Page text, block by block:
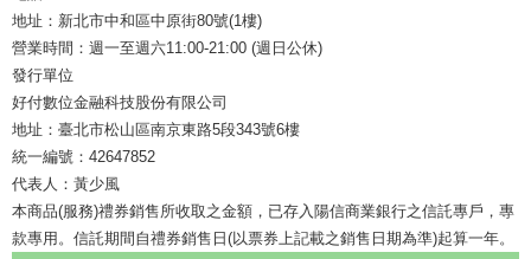
地址：新北市中和區中原街80號(1樓)
營業時間：週一至週六11:00-21:00 (週日公休)
發行單位
好付數位金融科技股份有限公司
地址：臺北市松山區南京東路5段343號6樓
統一編號：42647852
代表人：黃少風
本商品(服務)禮券銷售所收取之金額，已存入陽信商業銀行之信託專戶，專
款專用。信託期間自禮券銷售日(以票券上記載之銷售日期為準)起算一年。